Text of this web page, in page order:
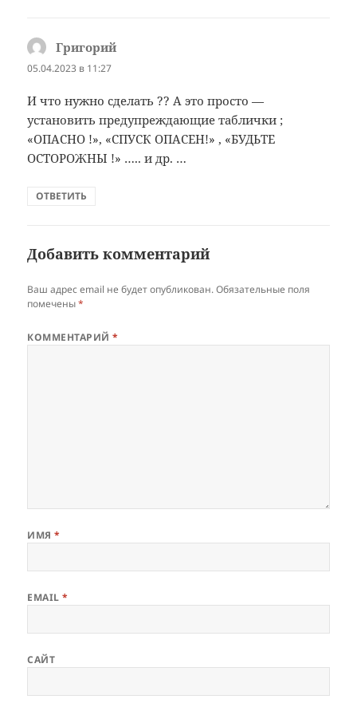
Григорий
05.04.2023 в 11:27
И что нужно сделать ?? А это просто —
установить предупреждающие таблички ;
«ОПАСНО !», «СПУСК ОПАСЕН!» , «БУДЬТЕ
ОСТОРОЖНЫ !» ….. и др. …
ОТВЕТИТЬ
Добавить комментарий
Ваш адрес email не будет опубликован. Обязательные поля
помечены*
КОММЕНТАРИЙ*
ИМЯ*
EMAIL*
САЙТ